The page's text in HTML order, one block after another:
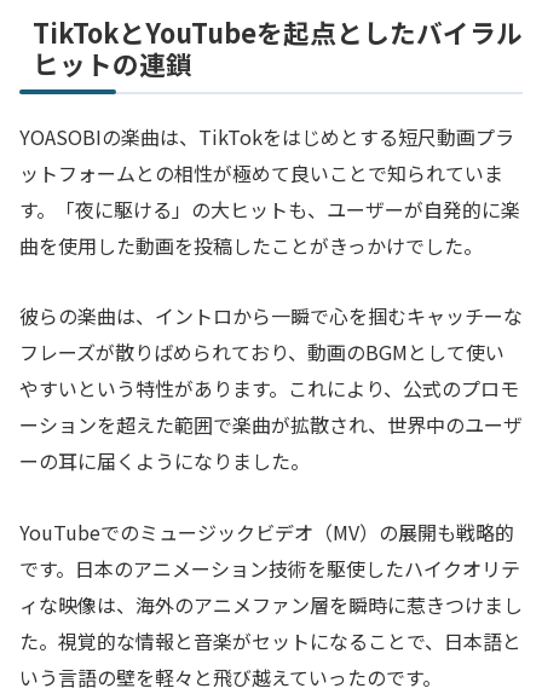
TikTokとYouTubeを起点としたバイラル
ヒットの連鎖
YOASOBIの楽曲は、TikTokをはじめとする短尺動画プラ
ットフォームとの相性が極めて良いことで知られていま
す。「夜に駆ける」の大ヒットも、ユーザーが自発的に楽
曲を使用した動画を投稿したことがきっかけでした。
彼らの楽曲は、イントロから一瞬で心を掴むキャッチーな
フレーズが散りばめられており、動画のBGMとして使い
やすいという特性があります。これにより、公式のプロモ
ーションを超えた範囲で楽曲が拡散され、世界中のユーザ
ーの耳に届くようになりました。
YouTubeでのミュージックビデオ（MV）の展開も戦略的
です。日本のアニメーション技術を駆使したハイクオリテ
ィな映像は、海外のアニメファン層を瞬時に惹きつけまし
た。視覚的な情報と音楽がセットになることで、日本語と
いう言語の壁を軽々と飛び越えていったのです。